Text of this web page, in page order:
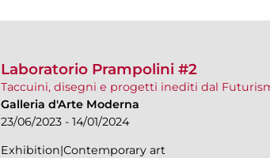
Laboratorio Prampolini #2
Taccuini, disegni e progetti inediti dal
Galleria d'Arte Moderna
23/06/2023 - 14/01/2024
Exhibition|Contemporary art